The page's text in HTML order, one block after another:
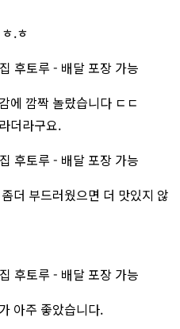
.ㅎ
에 깜짝 놀랐습니다 ㄷㄷ
더라구요.
더 부드러웠으면 더 맛있지 않
아주 좋았습니다.